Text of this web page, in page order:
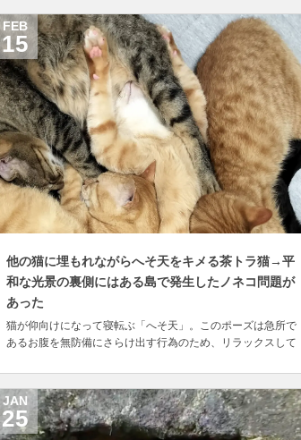
他の猫に埋もれながらへそ天をキメる茶トラ猫→平
和な光景の裏側にはある島で発生したノネコ問題が
あった
猫が仰向けになって寝転ぶ「へそ天」。このポーズは急所で
あるお腹を無防備にさらけ出す行為のため、リラックスして
す。 ところが、東京都中央区にある保護猫カフェ「たまゆ
ら」で目撃されたのは、へそ天をしたまま他の猫ちゃんに埋
もれている猫の姿。そこには危機感のかけらもない平...
FEB
15
JAN
25